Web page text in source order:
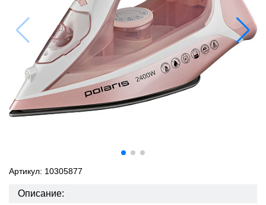
Артикул: 10305877
Описание: